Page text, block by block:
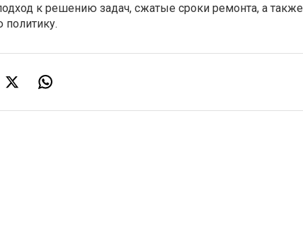
к решению задач, сжатые сроки ремонта, а также